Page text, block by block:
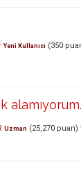
Yeni Kullanıcı (350
alamıyorum.
Uzman (25,270 puan)